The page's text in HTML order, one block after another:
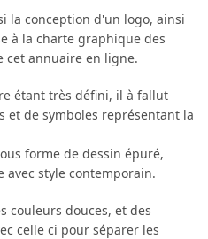
la conception d'un logo, ainsi
à la charte graphique des
cet annuaire en ligne.
étant très défini, il à fallut
et de symboles représentant la
forme de dessin épuré,
avec style contemporain.
couleurs douces, et des
celle ci pour séparer les